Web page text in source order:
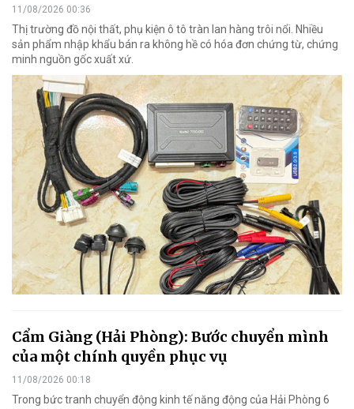
11/08/2026 00:36
Thị trường đồ nội thất, phụ kiện ô tô tràn lan hàng trôi nổi. Nhiều
sản phẩm nhập khẩu bán ra không hề có hóa đơn chứng từ, chứng
minh nguồn gốc xuất xứ.
Cẩm Giàng (Hải Phòng): Bước chuyển mình
của một chính quyền phục vụ
11/08/2026 00:18
Trong bức tranh chuyển động kinh tế năng động của Hải Phòng 6